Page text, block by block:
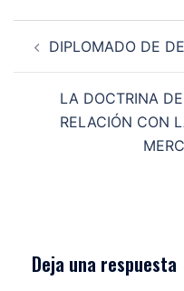
Navegación
entradas
DIPLOMADO DE
LA DOCTRINA
RELACIÓN CON
Deja una respuesta